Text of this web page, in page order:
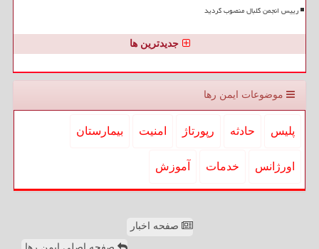
رییس انجمن گلبال منصوب گردید
جدیدترین ها
موضوعات ایمن رها
پلیس حادثه رپورتاژ امنیت بیمارستان
اورژانس خدمات آموزش
صفحه اخبار